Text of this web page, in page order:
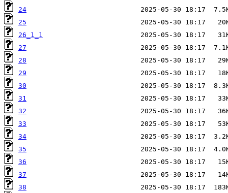
24
25
26_1_1
27
28
29
30
31
32
33
34
35
36
37
38